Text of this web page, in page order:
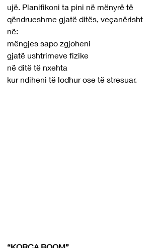
ujë. Planifikoni ta pini në mënyrë të
qëndrueshme gjatë ditës, veçanërisht
në:
mëngjes sapo zgjoheni
gjatë ushtrimeve fizike
në ditë të nxehta
kur ndiheni të lodhur ose të stresuar.